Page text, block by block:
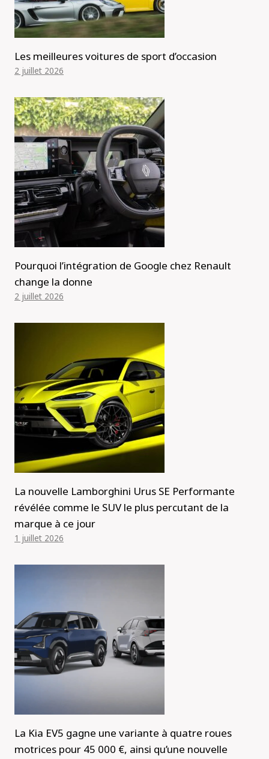
Les meilleures voitures de sport d’occasion
2 juillet 2026
Pourquoi l’intégration de Google chez Renault
change la donne
2 juillet 2026
La nouvelle Lamborghini Urus SE Performante
révélée comme le SUV le plus percutant de la
marque à ce jour
1 juillet 2026
La Kia EV5 gagne une variante à quatre roues
motrices pour 45 000 €, ainsi qu’une nouvelle